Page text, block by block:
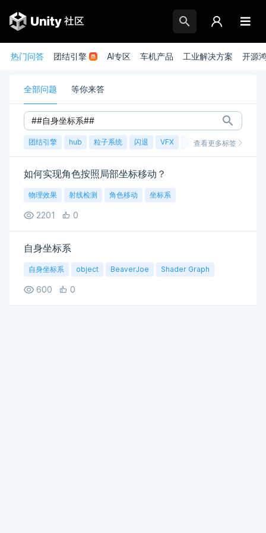
热门问答 团结引擎 AI专区 车机产品 工业解决方案 开源
全部问题 等你来答
团结引擎 hub 粒子系统 闪退 VFX 崩溃 账号 渲染
查看更多标签
如何实现角色按照局部坐标移动？
物理效果 射线检测 角色移动 坐标系
2201 0
自身坐标系
自身坐标系 object BeaverJoe Shader Graph
600 0